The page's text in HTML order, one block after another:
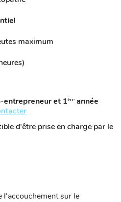
maximum
entrepreneur et 1ère année
d'être prise en charge par le
l'accouchement sur le